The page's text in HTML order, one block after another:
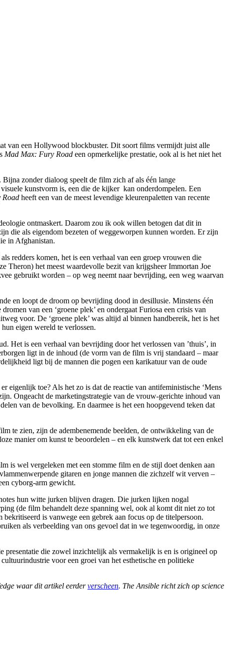
van een Hollywood blockbuster. Dit soort films vermijdt juist alle
Mad Max: Fury Road een opmerkelijke prestatie, ook al is het niet het
zonder dialoog speelt de film zich af als één lange
kunstvorm is, een die de kijker kan onderdompelen. Een
heeft een van de meest levendige kleurenpaletten van recente
ontmaskert. Daarom zou ik ook willen betogen dat dit in
die als eigendom bezeten of weggeworpen kunnen worden. Er zijn
in Afghanistan.
redders komen, het is een verhaal van een groep vrouwen die
Theron) het meest waardevolle bezit van krijgsheer Immortan Joe
gebruikt worden – op weg neemt naar bevrijding, een weg waarvan
en loopt de droom op bevrijding dood in desillusie. Minstens één
van een ‘groene plek’ en ondergaat Furiosa een crisis van
voor. De ‘groene plek’ was altijd al binnen handbereik, het is het
eigen wereld te verlossen.
Het is een verhaal van bevrijding door het verlossen van ’thuis’, in
ligt in de inhoud (de vorm van de film is vrij standaard – maar
ligt bij de mannen die pogen een karikatuur van de oude
eigenlijk toe? Als het zo is dat de reactie van antifeministische ‘Mens
Ongeacht de marketingstrategie van de vrouw-gerichte inhoud van
van de bevolking. En daarmee is het een hoopgevend teken dat
te zien, zijn de adembenemende beelden, de ontwikkeling van de
manier om kunst te beoordelen – en elk kunstwerk dat tot een enkel
is wel vergeleken met een stomme film en de stijl doet denken aan
gitaren en jonge mannen die zichzelf wit verven –
cyborg-arm gewicht.
hun witte jurken blijven dragen. Die jurken lijken nogal
(de film behandelt deze spanning wel, ook al komt dit niet zo tot
is vanwege een gebrek aan focus op de titelpersoon.
als verbeelding van ons gevoel dat in we tegenwoordig, in onze
presentatie die zowel inzichtelijk als vermakelijk is en is origineel op
voor een groei van het esthetische en politieke
waar dit artikel eerderverscheen. The Ansible richt zich op science